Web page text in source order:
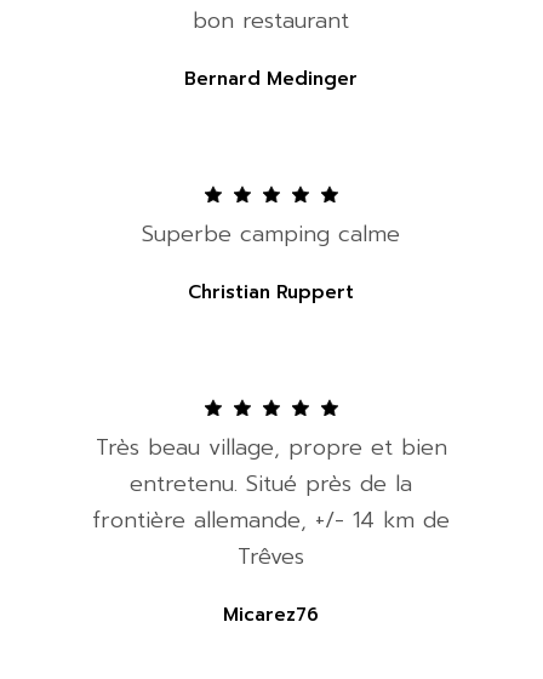
bon restaurant
Bernard Medinger
Superbe camping calme
Christian Ruppert
Très beau village, propre et bien
entretenu. Situé près de la
frontière allemande, +/- 14 km de
Trêves
Micarez76